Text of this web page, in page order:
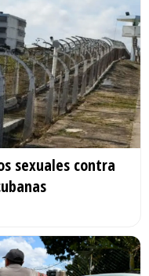
sexuales contra